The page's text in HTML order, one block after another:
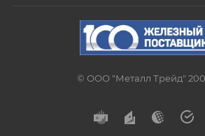
© ООО "Металл Трейд"